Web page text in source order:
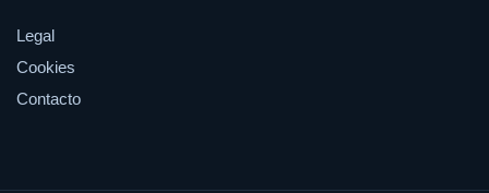
Legal
Cookies
Contacto